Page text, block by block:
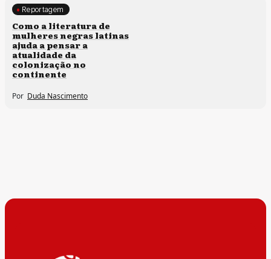
Direitos humanos
Reportagem
Como a literatura de
mulheres negras latinas
ajuda a pensar a
atualidade da
colonização no
continente
Por Duda Nascimento